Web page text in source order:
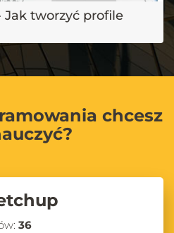
tworzyć profile
chcesz
36